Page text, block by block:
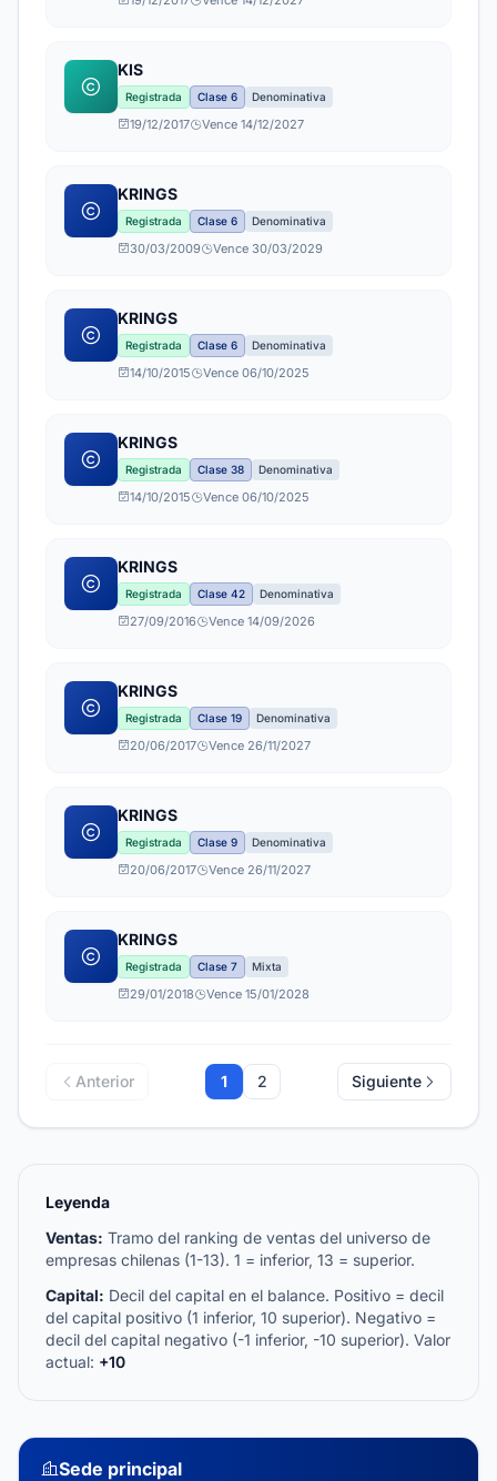
KIS
Registrada Clase 6 Denominativa
19/12/2017 Vence 14/12/2027
KRINGS
Registrada Clase 6 Denominativa
30/03/2009 Vence 30/03/2029
KRINGS
Registrada Clase 6 Denominativa
14/10/2015 Vence 06/10/2025
KRINGS
Registrada Clase 38 Denominativa
14/10/2015 Vence 06/10/2025
KRINGS
Registrada Clase 42 Denominativa
27/09/2016 Vence 14/09/2026
KRINGS
Registrada Clase 19 Denominativa
20/06/2017 Vence 26/11/2027
KRINGS
Registrada Clase 9 Denominativa
20/06/2017 Vence 26/11/2027
KRINGS
Registrada Clase 7 Mixta
29/01/2018 Vence 15/01/2028
Anterior 1 2 Siguiente
Leyenda
Ventas: Tramo del ranking de ventas del universo de
empresas chilenas (1-13). 1 = inferior, 13 = superior.
Capital: Decil del capital en el balance. Positivo = decil
del capital positivo (1 inferior, 10 superior). Negativo =
decil del capital negativo (-1 inferior, -10 superior). Valor
actual: +10
Sede principal